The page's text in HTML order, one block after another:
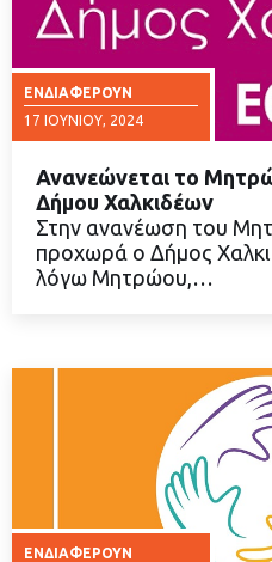
ΕΝΔΙΑΦΈΡΟΥΝ
17 ΙΟΥΝΊΟΥ, 2024
ΔΙΑΒΑΣΤΕ
Ανανεώνεται το
Δήμου Χαλκιδέων
Στην ανανέωση του
προχωρά ο Δήμος
λόγω Μητρώου,…
ΕΝΔΙΑΦΈΡΟΥΝ